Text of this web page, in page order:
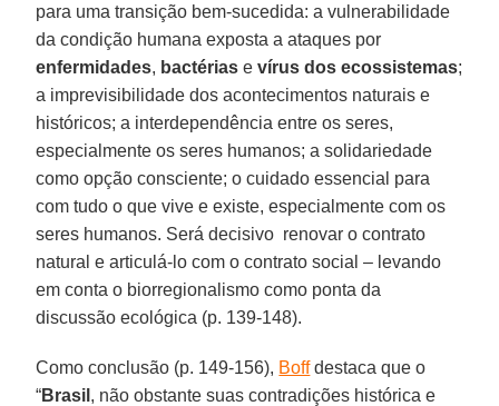
para uma transição bem-sucedida: a vulnerabilidade
da condição humana exposta a ataques por
enfermidades, bactérias evírus dos ecossistemas;
a imprevisibilidade dos acontecimentos naturais e
históricos; a interdependência entre os seres,
especialmente os seres humanos; a solidariedade
como opção consciente; o cuidado essencial para
com tudo o que vive e existe, especialmente com os
seres humanos. Será decisivo renovar o contrato
natural e articulá-lo com o contrato social – levando
em conta o biorregionalismo como ponta da
discussão ecológica (p. 139-148).
Como conclusão (p. 149-156), Boffdestaca que o
“Brasil , não obstante suas contradições histórica e